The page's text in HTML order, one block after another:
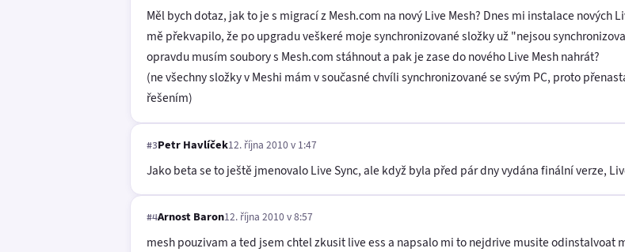
Měl bych dotaz, jak to je s migrací z Mesh.com na nový Live Mesh? Dnes mi instalace nových
mě překvapilo, že po upgradu veškeré moje synchronizované složky už "nejsou
opravdu musím soubory s Mesh.com stáhnout a pak je zase do nového Live Mesh nahrát?
(ne všechny složky v Meshi mám v současné chvíli synchronizované se svým PC, proto
řešením)
#3Petr Havlíček12. října 2010 v 1:47
Jako beta se to ještě jmenovalo Live Sync, ale když byla před pár dny vydána finální verze,
#4Arnost Baron12. října 2010 v 8:57
mesh pouzivam a ted jsem chtel zkusit live ess a napsalo mi to nejdrive musite odinstalvoat